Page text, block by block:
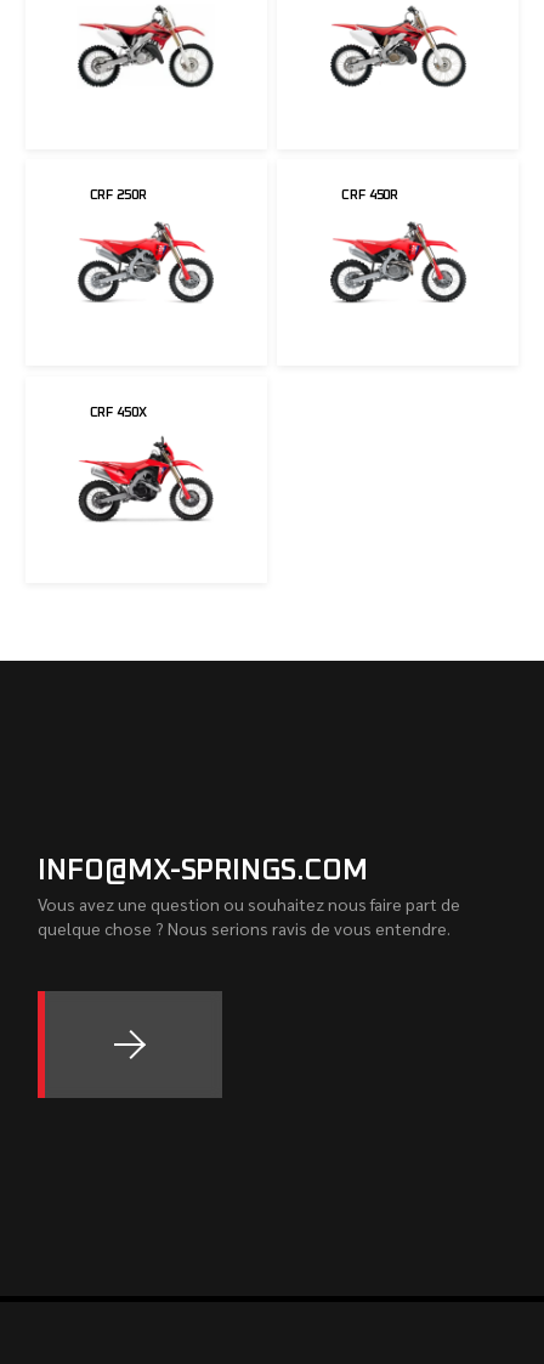
CRF 250R CRF 450R
CRF 450X
INFO@MX-SPRINGS.COM
Vous avez une question ou souhaitez nous faire part de
quelque chose ? Nous serions ravis de vous entendre.